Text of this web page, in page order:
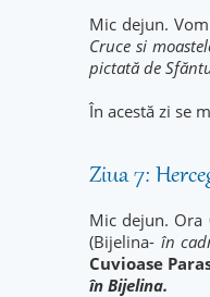
Mic dejun.
Cruce si
pictată de
În acestă zi se
Ziua 7:
Mic dejun. Ora
(Bijelina- în
Cuvioase
în Bijelina.